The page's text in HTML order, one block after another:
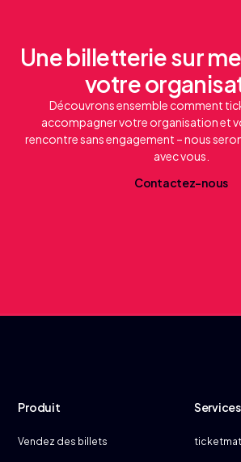
Une billetterie sur
votre
Découvrons ensemble comment
accompagner votre organisation et
rencontre sans engagement – nous
avec vous.
Contactez-nous
Produit
Vendez des billets
Services